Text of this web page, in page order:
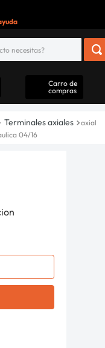
Carro de
compras
Terminales axiales
axial
04/16